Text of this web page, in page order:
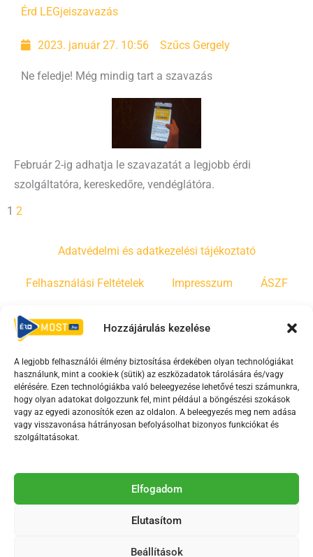
Hozzájárulás kezelése
A legjobb felhasználói élmény biztosítása érdekében olyan technológiákat
használunk, mint a cookie-k (sütik) az eszközadatok tárolására és/vagy
elérésére. Ezen technológiákba való beleegyezése lehetővé teszi számunkra,
hogy olyan adatokat dolgozzunk fel, mint például a böngészési szokások
vagy az egyedi azonosítók ezen az oldalon. A beleegyezés meg nem adása
vagy visszavonása hátrányosan befolyásolhat bizonyos funkciókat és
szolgáltatásokat.
Elfogadom
Elutasítom
Beállítások
Érd LEGjeiszavazás
2023. január 27. 10:56 Szűcs Gergely
Ne feledje! Még mindig tart a szavazás
Február 2-ig adhatja le szavazatát a legjobb érdi
szolgáltatóra, kereskedőre, vendéglátóra.
1 2
Adatvédelmi és adatkezelési tájékoztató
Felhasználási Feltételek Impresszum ÁSZF
F
a
c
e
b
o
-
Y
o
u
t
u
e
s
T
i
k
t
Az Érd Média médiaszolgáltatási tevékenységét a
Médiatanács a Magyar Média Mecenatúra program